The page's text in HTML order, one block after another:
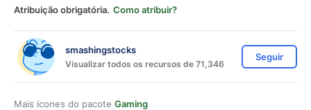
Atribuição obrigatória. Como atribuir?
smashingstocks
Visualizar todos os recursos de 71,346
Seguir
Mais ícones do pacote Gaming